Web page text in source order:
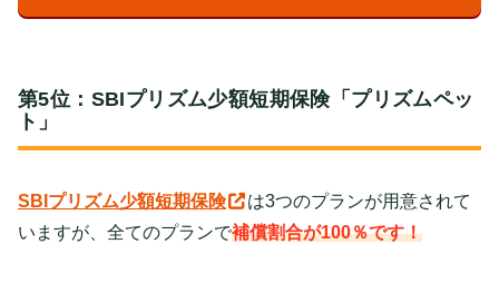
第5位：SBIプリズム少額短期保険「プリズムペッ
ト」
SBIプリズム少額短期保険
は3つのプランが用意されて
いますが、全てのプランで補償割合が100％です！